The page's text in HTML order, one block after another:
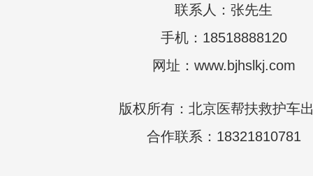
联系人：张先生
手机：18518888120
网址：www.bjhslkj.com
版权所有：北京医帮扶救护车
合作联系：18321810781